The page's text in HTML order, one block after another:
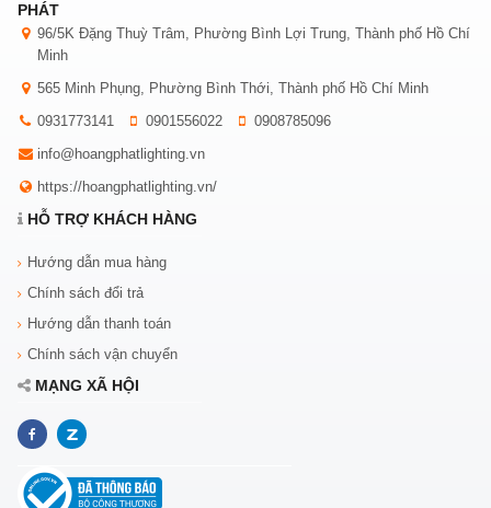
PHÁT
96/5K Đặng Thuỳ Trâm, Phường Bình Lợi Trung, Thành phố Hồ Chí
Minh
565 Minh Phụng, Phường Bình Thới, Thành phố Hồ Chí Minh
0931773141
0901556022
0908785096
info@hoangphatlighting.vn
https://hoangphatlighting.vn/
HỖ TRỢ KHÁCH HÀNG
Hướng dẫn mua hàng
Chính sách đổi trả
Hướng dẫn thanh toán
Chính sách vận chuyển
MẠNG XÃ HỘI